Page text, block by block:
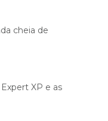
cheia de
XP e as